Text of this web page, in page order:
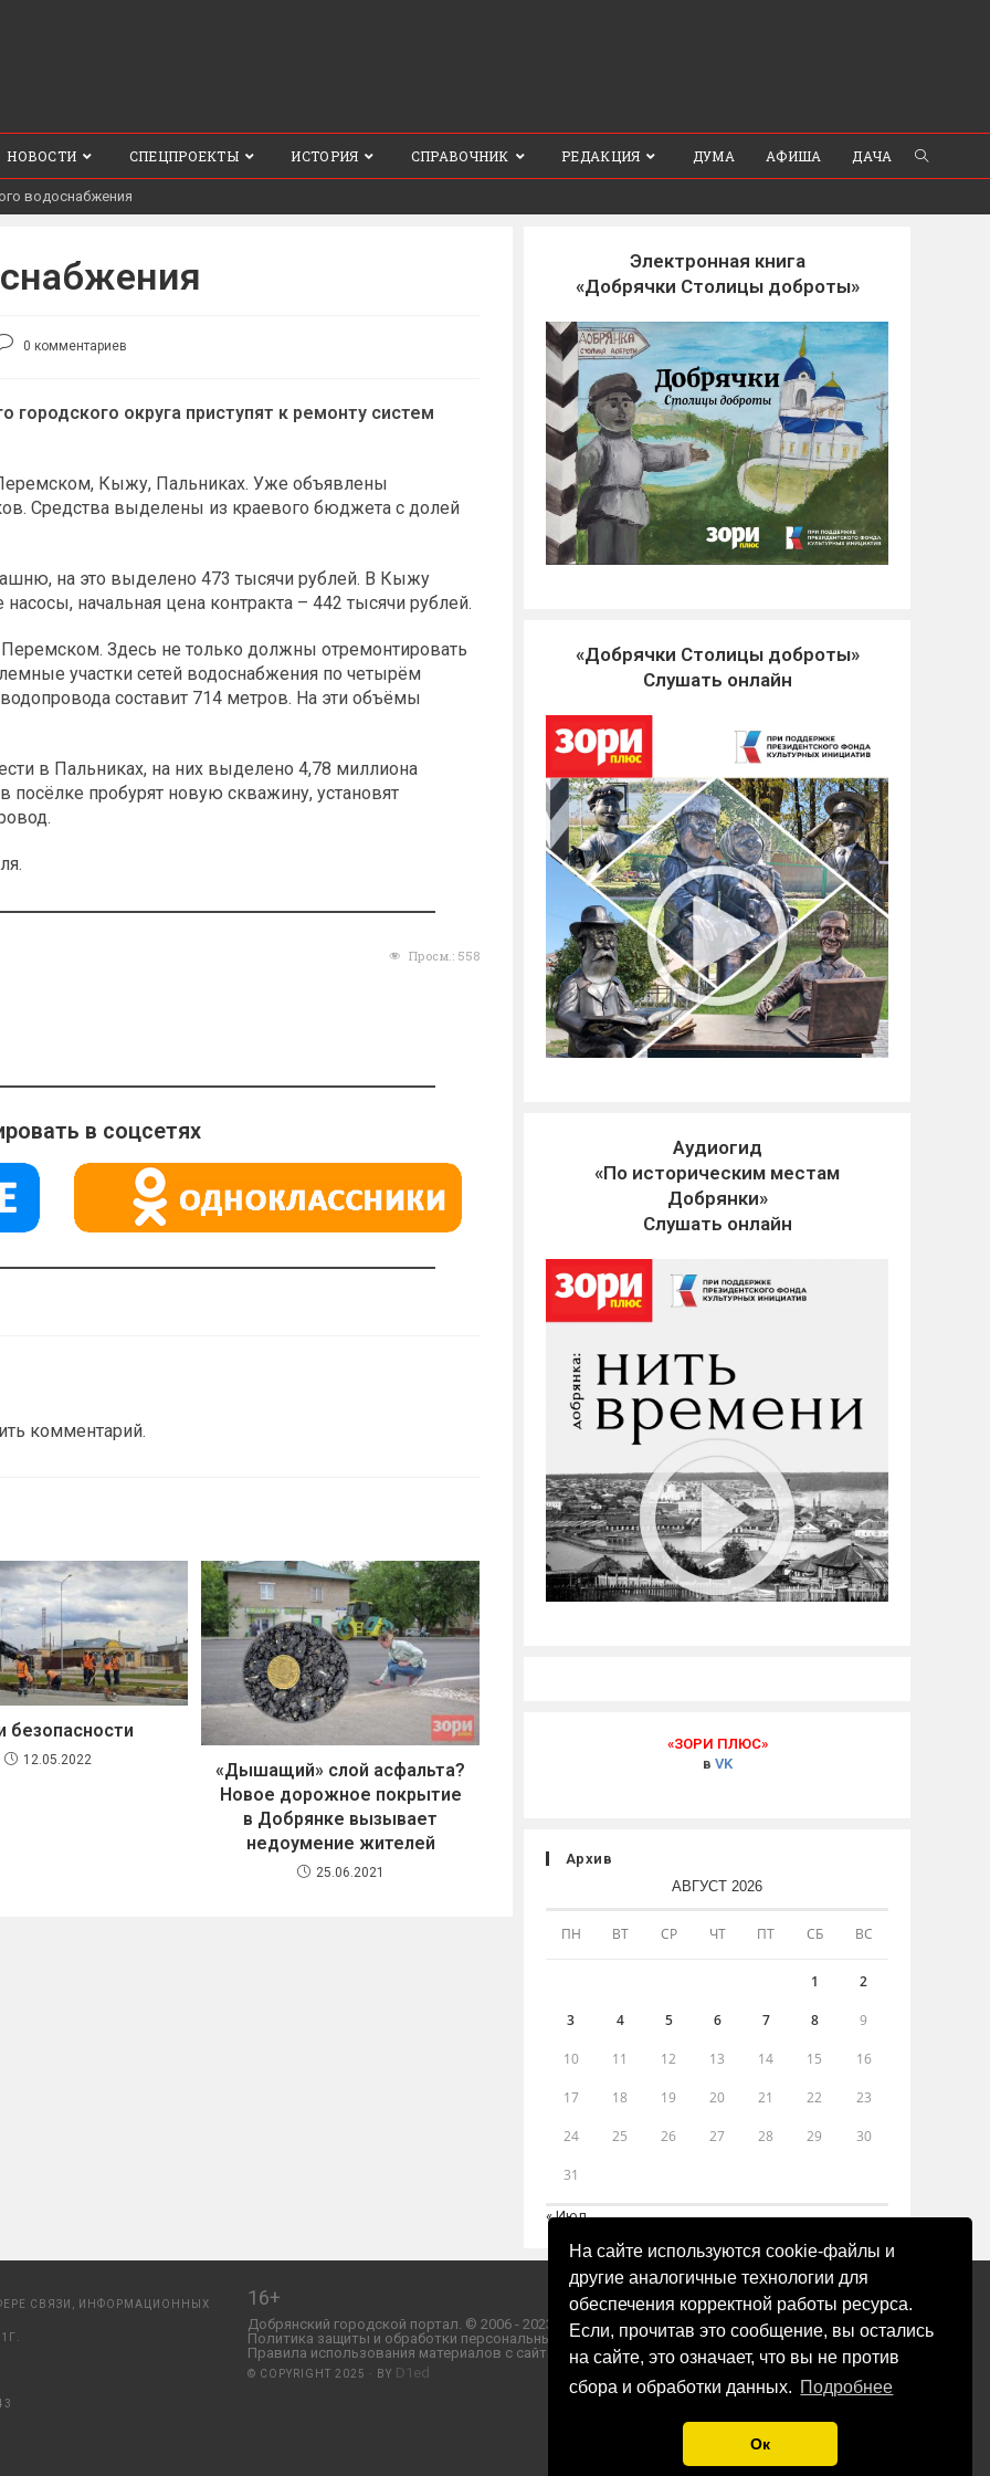
На сайте используются cookie-файлы и
другие аналогичные технологии для
обеспечения корректной работы ресурса.
Если, прочитав это сообщение, вы остались
на сайте, это означает, что вы не против
сбора и обработки данных. Подробнее
Ок
НОВОСТИ СПЕЦПРОЕКТЫ ИСТОРИЯ СПРАВОЧНИК РЕДАКЦИЯ ДУМА АФИША ДАЧА
водоснабжения
0 комментариев
городского округа приступят к ремонту систем
Кыжу, Пальниках. Уже объявлены
Средства выделены из краевого бюджета с долей
на это выделено 473 тысячи рублей. В Кыжу
начальная цена контракта – 442 тысячи рублей.
Здесь не только должны отремонтировать
участки сетей водоснабжения по четырём
составит 714 метров. На эти объёмы
в Пальниках, на них выделено 4,78 миллиона
посёлке пробурят новую скважину, установят
Просм.: 558
в соцсетях
комментарий.
безопасности
12.05.2022
«Дышащий» слой асфальта?
Новое дорожное покрытие
в Добрянке вызывает
недоумение жителей
25.06.2021
Электронная книга
«Добрячки Столицы доброты»
«Добрячки Столицы доброты»
Слушать онлайн
Аудиогид
«По историческим местам
Добрянки»
Слушать онлайн
«ЗОРИ ПЛЮС»
в VK
Архив
АВГУСТ 2026
ПН ВТ СР ЧТ ПТ СБ ВС
1 2
3 4 5 6 7 8 9
10 11 12 13 14 15 16
17 18 19 20 21 22 23
24 25 26 27 28 29 30
31
« Июл
СВЯЗИ, ИНФОРМАЦИОННЫХ
16+
Добрянский городской портал. © 2006 - 2023 ООО «Пресса-Том».
Политика защиты и обработки персональных данных ООО «Пресса-Том».
Правила использования материалов с сайта «ЗОРИ ПЛЮС».
© COPYRIGHT 2025 · BY D1ed